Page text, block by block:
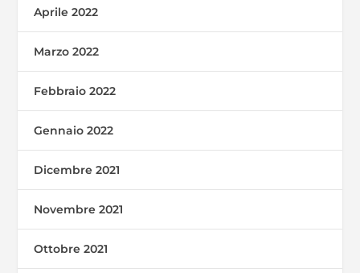
Aprile 2022
Marzo 2022
Febbraio 2022
Gennaio 2022
Dicembre 2021
Novembre 2021
Ottobre 2021